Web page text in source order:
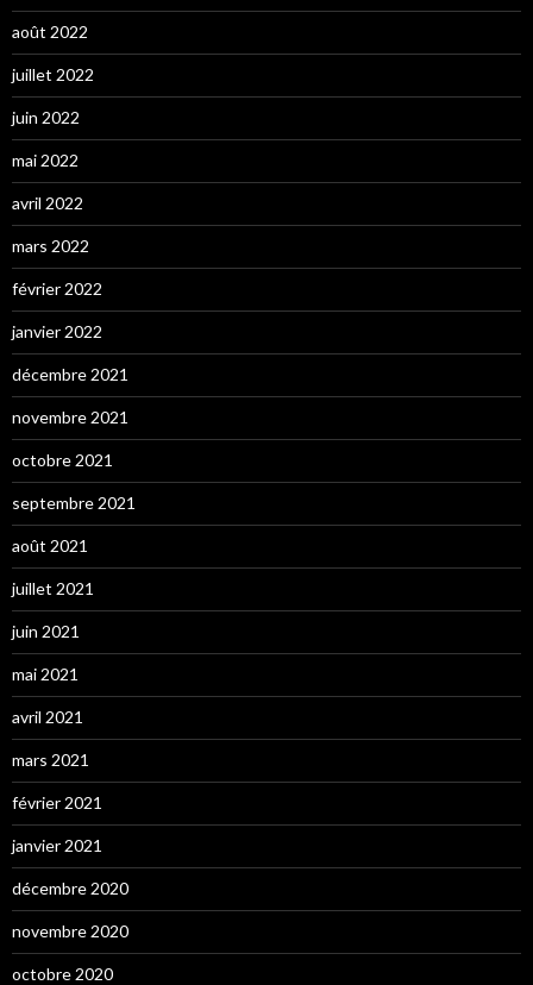
août 2022
juillet 2022
juin 2022
mai 2022
avril 2022
mars 2022
février 2022
janvier 2022
décembre 2021
novembre 2021
octobre 2021
septembre 2021
août 2021
juillet 2021
juin 2021
mai 2021
avril 2021
mars 2021
février 2021
janvier 2021
décembre 2020
novembre 2020
octobre 2020